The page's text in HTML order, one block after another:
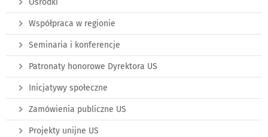
Ośrodki
Współpraca w regionie
Seminaria i konferencje
Patronaty honorowe Dyrektora US
Inicjatywy społeczne
Zamówienia publiczne US
Projekty unijne US